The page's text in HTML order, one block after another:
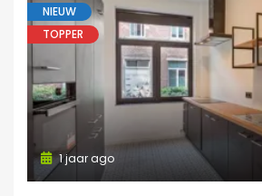
NIEUW
TOPPER
1 jaar ago